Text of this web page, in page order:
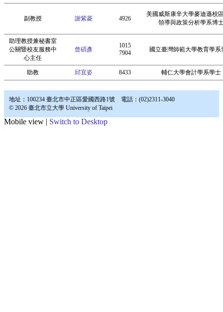
副教授 謝紫菱 4926
美國威斯康辛大學麥迪遜校
領導與政策分析學系博
助理教授兼秘書室
公關暨校友服務中
心主任
曾碩彥
1015
7904
國立臺灣師範大學教育學系
助教 邱宜姿 8433 輔仁大學會計學系學士
地址：100234 臺北市中正區愛國西路1號 電話：(02)2311-3040
© 2026 臺北市立大學 University of Taipei
Mobile view | Switch to Desktop